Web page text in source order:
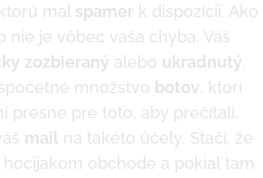
mal spamer k dispozícii. Ako
nie je vôbec vaša chyba. Váš
zozbieraný alebo ukradnutý
množstvo botov , ktorí
presne pre toto, aby prečítali,
mail na takéto účely. Stačí, že
obchode a pokiaľ tam